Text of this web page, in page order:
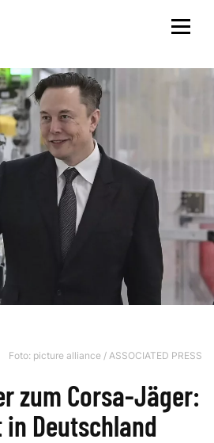
Foto: picture alliance / ASSOCIATED PRESS
zum Corsa-Jäger:
Deutschland